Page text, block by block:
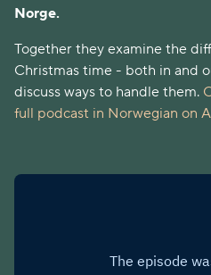
Norge.
Together they examine the
Christmas time - both in and
discuss ways to handle them.
full podcast in Norwegian on